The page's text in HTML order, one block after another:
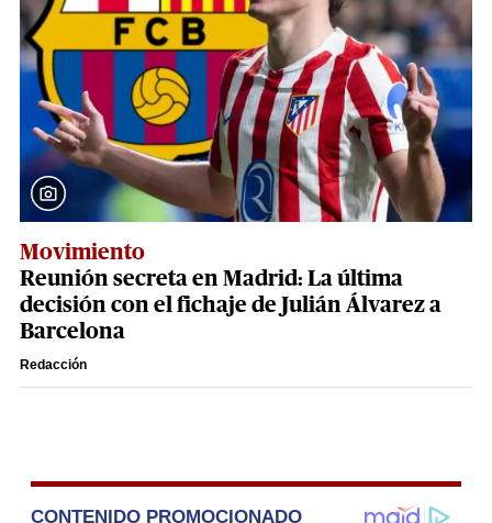
Movimiento
Reunión secreta en Madrid: La última
decisión con el fichaje de Julián Álvarez a
Barcelona
Redacción
CONTENIDO PROMOCIONADO